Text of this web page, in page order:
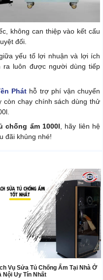
không can thiệp vào kết cấu
đối.
yếu tố lợi nhuận và lợi ích
ra luôn được người dùng tiếp
Phát hỗ trợ phí vận chuyển
còn chạy chính sách dùng thử
chống ẩm 1000l , hãy liên hệ
đãi khủng nhé!
Vụ Sửa Tủ Chống Ẩm Tại Nhà Ở
Nội Uy Tín Nhất